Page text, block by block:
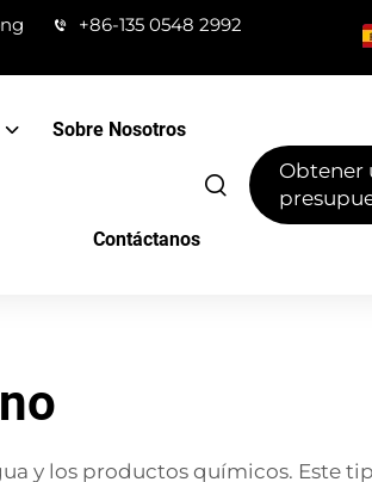
+86-135 0548 2992
Sobre Nosotros
Contáctanos
Obtener
y los productos químicos. Este